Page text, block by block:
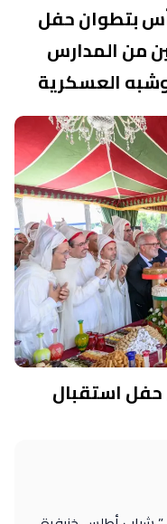
بتطوان حفل
من المدارس
العسكرية
حفل استقبال